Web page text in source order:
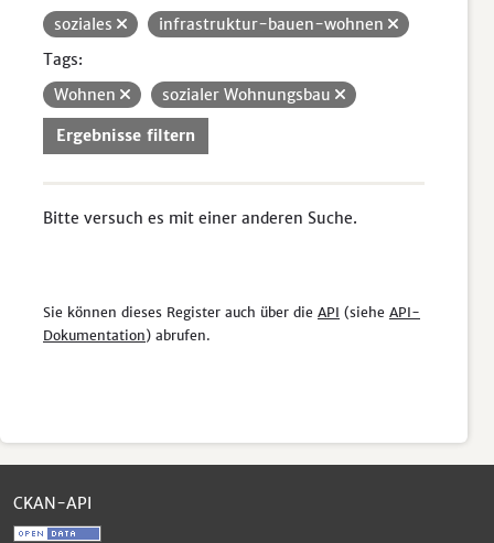
soziales
infrastruktur-bauen-wohnen
Tags:
Wohnen
sozialer Wohnungsbau
Ergebnisse filtern
Bitte versuch es mit einer anderen Suche.
Sie können dieses Register auch über die API (siehe API-
Dokumentation) abrufen.
CKAN-API